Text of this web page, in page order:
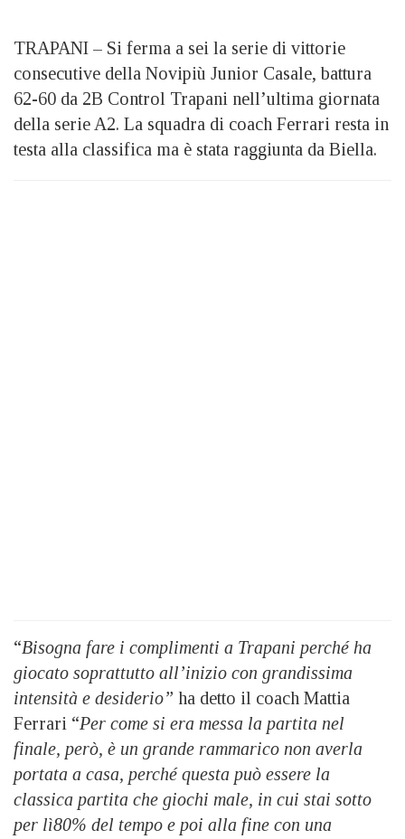
TRAPANI – Si ferma a sei la serie di vittorie
consecutive della Novipiù Junior Casale, battura
62-60 da 2B Control Trapani nell’ultima giornata
della serie A2. La squadra di coach Ferrari resta in
testa alla classifica ma è stata raggiunta da Biella.
“Bisogna fare i complimenti a Trapani perché ha
giocato soprattutto all’inizio con grandissima
intensità e desiderio” ha detto il coach Mattia
Ferrari “Per come si era messa la partita nel
finale, però, è un grande rammarico non averla
portata a casa, perché questa può essere la
classica partita che giochi male, in cui stai sotto
per lì80% del tempo e poi alla fine con una